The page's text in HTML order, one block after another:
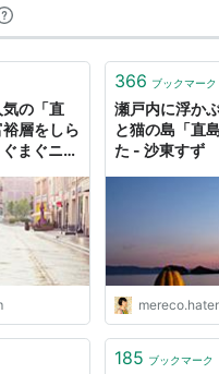
円
円
湯」公式サイト： http://
フェリー
大橋線・宇野線）→JR宇
分
の「直
層をしら
まぐニュ
366 ブックマーク
瀬戸内に浮か
と猫の島「直
た - 沙東すず
185 ブックマーク